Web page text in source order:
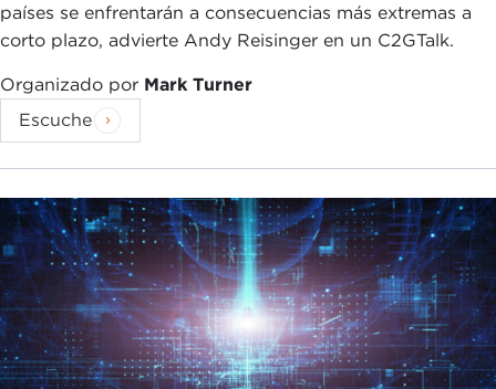
países se enfrentarán a consecuencias más extremas a
corto plazo, advierte Andy Reisinger en un C2GTalk.
Organizado por Mark Turner
Escuche